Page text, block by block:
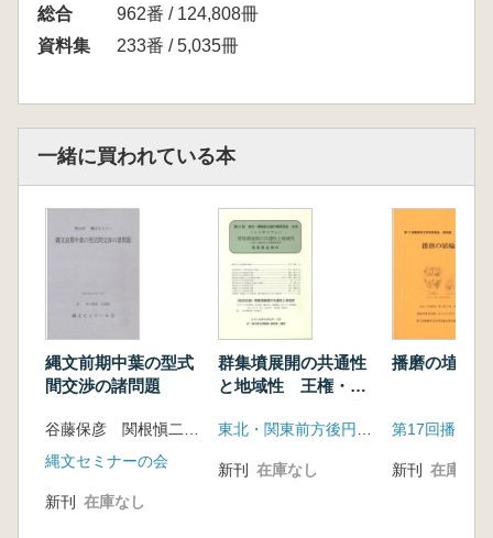
総合
962番 / 124,808冊
資料集
233番 / 5,035冊
一緒に買われている本
縄文前期中葉の型式
間交渉の諸問題
谷藤保彦 関根愼二 編
縄文セミナーの会
新刊 在庫なし
群集墳展開の共通性
と地域性 王権・地
者
東北・関東前方後円墳研究会
新刊 在庫なし
播磨の埴輪
新刊 在庫なし